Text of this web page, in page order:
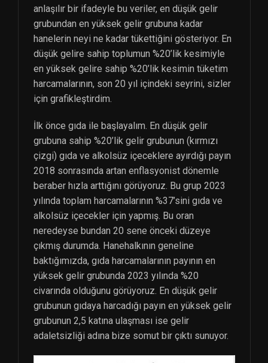
anlaşılır bir ifadeyle bu veriler, en düşük gelir
grubundan en yüksek gelir grubuna kadar
hanelerin neyi ne kadar tükettiğini gösteriyor. En
düşük gelire sahip toplumun %20’lik kesimiyle
en yüksek gelire sahip %20’lik kesimin tüketim
harcamalarının, son 20 yıl içindeki seyrini, sizler
için grafikleştirdim.
İlk önce gıda ile başlayalım. En düşük gelir
grubuna sahip %20’lik gelir grubunun (kırmızı
çizgi) gıda ve alkolsüz içeceklere ayırdığı payın
2018 sonrasında artan enflasyonist dönemle
beraber hızla arttığını görüyoruz. Bu grup 2023
yılında toplam harcamalarının %37’sini gıda ve
alkolsüz içecekler için yapmış. Bu oran
neredeyse bundan 20 sene önceki düzeye
çıkmış durumda. Hanehalkının geneline
baktığımızda, gıda harcamalarının payının en
yüksek gelir grubunda 2023 yılında %20
civarında olduğunu görüyoruz. En düşük gelir
grubunun gıdaya harcadığı payın en yüksek gelir
grubunun 2,5 katına ulaşması ise gelir
adaletsizliği adına bize somut bir çıktı sunuyor.